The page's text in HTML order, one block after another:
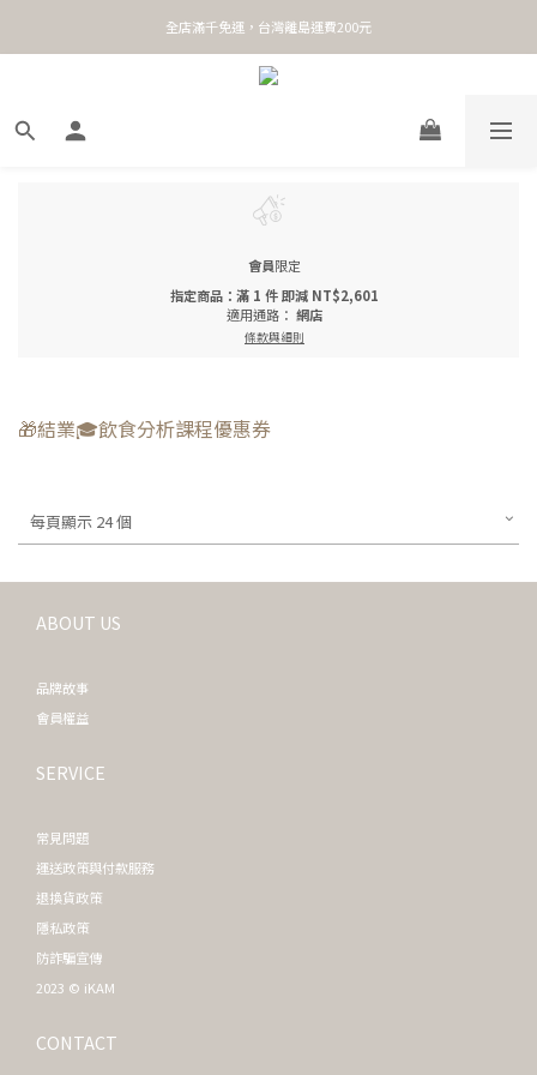
全店滿千免運，台灣離島運費200元
會員限定
指定商品：滿 1 件 即減 NT$2,601
適用通路： 網店
條款與細則
🎁結業🎓飲食分析課程優惠券
每頁顯示 24 個
ABOUT US
品牌故事
會員權益
SERVICE
常見問題
運送政策與付款服務
退換貨政策
隱私政策
防詐騙宣傳
2023 © iKAM
CONTACT